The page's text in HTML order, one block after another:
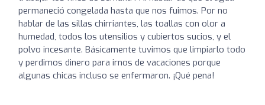
permaneció congelada hasta que nos fuimos. Por no
hablar de las sillas chirriantes, las toallas con olor a
humedad, todos los utensilios y cubiertos sucios, y el
polvo incesante. Básicamente tuvimos que limpiarlo todo
y perdimos dinero para irnos de vacaciones porque
algunas chicas incluso se enfermaron. ¡Qué pena!